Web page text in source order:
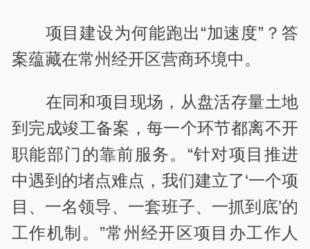
项目建设为何能跑出“加速度”？答
案蕴藏在常州经开区营商环境中。
在同和项目现场，从盘活存量土地
到完成竣工备案，每一个环节都离不开
职能部门的靠前服务。“针对项目推进
中遇到的堵点难点，我们建立了‘一个项
目、一名领导、一套班子、一抓到底’的
工作机制。”常州经开区项目办工作人